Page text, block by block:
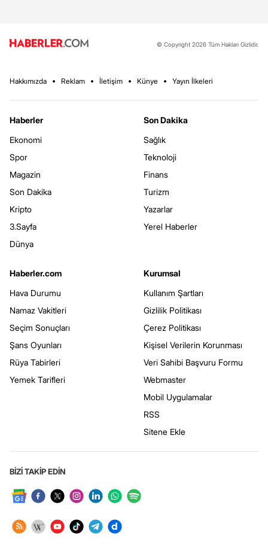
© Copyright 2026 Tüm Hakları Gizlidir.
Hakkımızda Reklam İletişim Künye Yayın İlkeleri
Haberler
Ekonomi
Spor
Magazin
Son Dakika
Kripto
3.Sayfa
Dünya
Son Dakika
Sağlık
Teknoloji
Finans
Turizm
Yazarlar
Yerel Haberler
Haberler.com
Hava Durumu
Namaz Vakitleri
Seçim Sonuçları
Şans Oyunları
Rüya Tabirleri
Yemek Tarifleri
Kurumsal
Kullanım Şartları
Gizlilik Politikası
Çerez Politikası
Kişisel Verilerin Korunması
Veri Sahibi Başvuru Formu
Webmaster
Mobil Uygulamalar
RSS
Sitene Ekle
BİZİ TAKİP EDİN